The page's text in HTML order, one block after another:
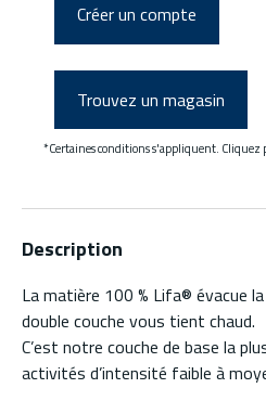
Créer un compte
Trouvez un magasin
*Certaines conditions s'appliquent.
Description
La matière 100 % Lifa® évacue
double couche vous tient chaud.
C’est notre couche de base la
activités d’intensité faible à